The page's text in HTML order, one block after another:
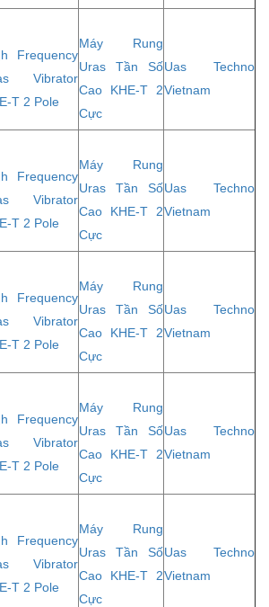
Frequency
Vibrator
T 2 Pole
Máy Rung
Uras Tần Số
Cao KHE-T 2
Cực
Uas Techno
Vietnam
Frequency
Vibrator
T 2 Pole
Máy Rung
Uras Tần Số
Cao KHE-T 2
Cực
Uas Techno
Vietnam
Frequency
Vibrator
T 2 Pole
Máy Rung
Uras Tần Số
Cao KHE-T 2
Cực
Uas Techno
Vietnam
Frequency
Vibrator
T 2 Pole
Máy Rung
Uras Tần Số
Cao KHE-T 2
Cực
Uas Techno
Vietnam
Frequency
Vibrator
T 2 Pole
Máy Rung
Uras Tần Số
Cao KHE-T 2
Cực
Uas Techno
Vietnam